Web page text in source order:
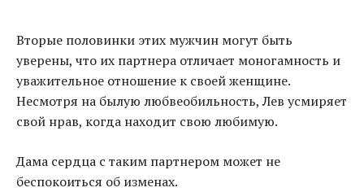
Вторые половинки этих мужчин могут быть
уверены, что их партнера отличает моногамность и
уважительное отношение к своей женщине.
Несмотря на былую любвеобильность, Лев усмиряет
свой нрав, когда находит свою любимую.
Дама сердца с таким партнером может не
беспокоиться об изменах.